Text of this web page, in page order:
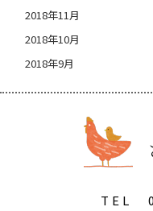
2018年11月
2018年10月
2018年9月
TEL